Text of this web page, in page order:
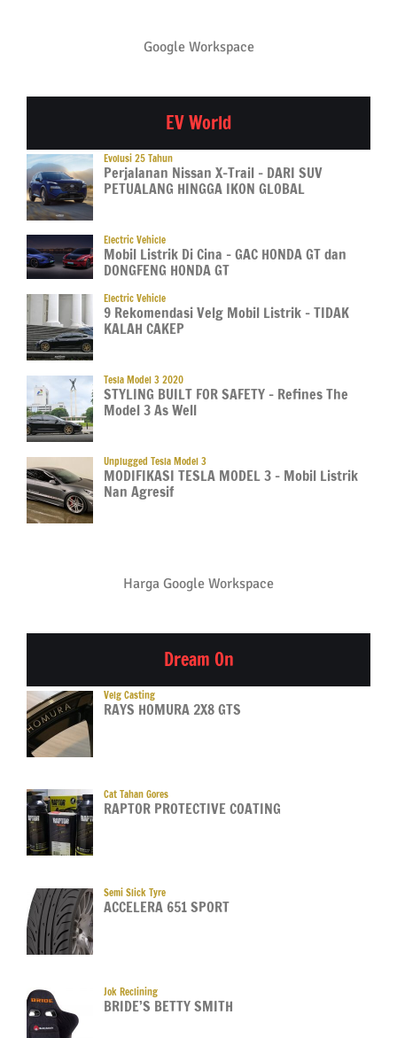
Google Workspace
EV World
Evolusi 25 Tahun
Perjalanan Nissan X-Trail – DARI SUV
PETUALANG HINGGA IKON GLOBAL
Electric Vehicle
Mobil Listrik Di Cina – GAC HONDA GT dan
DONGFENG HONDA GT
Electric Vehicle
9 Rekomendasi Velg Mobil Listrik – TIDAK
KALAH CAKEP
Tesla Model 3 2020
STYLING BUILT FOR SAFETY – Refines The
Model 3 As Well
Unplugged Tesla Model 3
MODIFIKASI TESLA MODEL 3 – Mobil Listrik
Nan Agresif
Harga Google Workspace
Dream On
Velg Casting
RAYS HOMURA 2X8 GTS
Cat Tahan Gores
RAPTOR PROTECTIVE COATING
Semi Slick Tyre
ACCELERA 651 SPORT
Jok Reclining
BRIDE’S BETTY SMITH